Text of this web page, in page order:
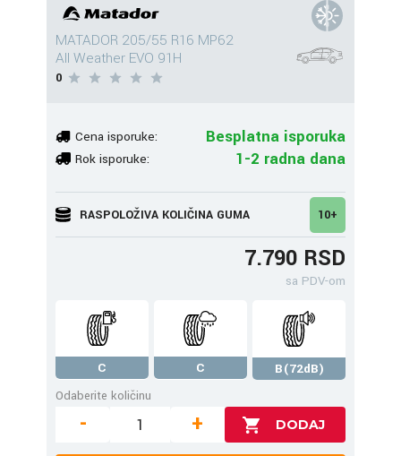
MATADOR 205/55 R16 MP62
All Weather EVO 91H
0
Cena isporuke: Besplatna isporuka
Rok isporuke: 1-2 radna dana
RASPOLOŽIVA KOLIČINA GUMA 10+
7.790 RSD
sa PDV-om
C C
B(72dB)
Odaberite količinu
- +